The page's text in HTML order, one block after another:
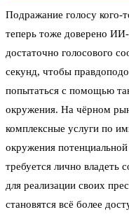
Подражание голосу
теперь тоже доверено
достаточно голосового
секунд, чтобы
попытаться с помощью
окружения. На чёрном
комплексные услуги по
окружения
требуется лично владеть
для реализации своих
становятся всё более